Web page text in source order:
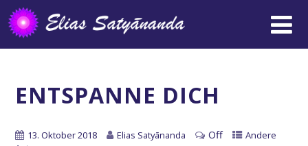
ENTSPANNE DICH
13. Oktober 2018 Elias Satyānanda Off
Andere